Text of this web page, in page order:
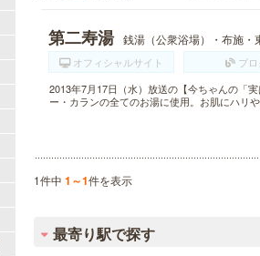
第二寿湯 銭湯（公衆浴場）・布施・
オフィシャルサイト
ブ
2013年7月17日（水）放送の【今ちゃんの「
ー・カランの全てのお湯に使用。お肌にハリや
1件中 1～1件を表示
最寄り駅で探す